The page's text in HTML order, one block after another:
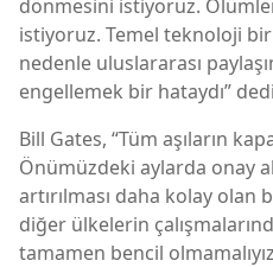
dönmesini istiyoruz.
istiyoruz. Temel teknoloji
nedenle uluslararası
engellemek bir hataydı”
Bill Gates, “Tüm aşıların
Önümüzdeki aylarda onay
artırılması daha kolay olan
diğer ülkelerin
tamamen bencil